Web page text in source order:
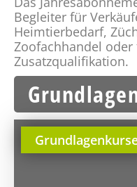
Begleiter für
Heimtierbedarf,
Zoofachhandel oder
Zusatzqualifikation.